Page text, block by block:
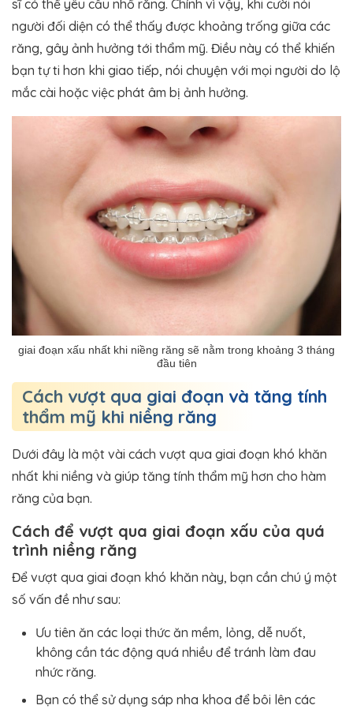
sĩ có thể yêu cầu nhổ răng. Chính vì vậy, khi cười nói
người đối diện có thể thấy được khoảng trống giữa các
răng, gây ảnh hưởng tới thẩm mỹ. Điều này có thể khiến
bạn tự ti hơn khi giao tiếp, nói chuyện với mọi người do lộ
mắc cài hoặc việc phát âm bị ảnh hưởng.
giai đoạn xấu nhất khi niềng răng sẽ nằm trong khoảng 3 tháng
đầu tiên
Cách vượt qua giai đoạn và tăng tính
thẩm mỹ khi niềng răng
Dưới đây là một vài cách vượt qua giai đoạn khó khăn
nhất khi niềng và giúp tăng tính thẩm mỹ hơn cho hàm
răng của bạn.
Cách để vượt qua giai đoạn xấu của quá
trình niềng răng
Để vượt qua giai đoạn khó khăn này, bạn cần chú ý một
số vấn đề như sau:
Ưu tiên ăn các loại thức ăn mềm, lỏng, dễ nuốt,
không cần tác động quá nhiều để tránh làm đau
nhức răng.
Bạn có thể sử dụng sáp nha khoa để bôi lên các